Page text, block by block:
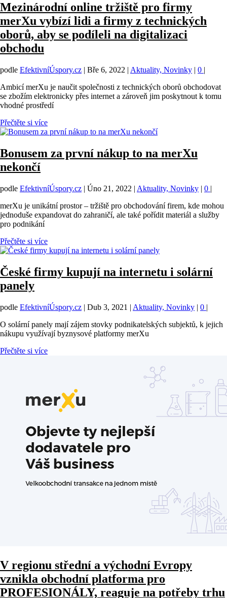
Mezinárodní online tržiště pro firmy
merXu vybízí lidi a firmy z technických
oborů, aby se podíleli na digitalizaci
obchodu
podle EfektivníÚspory.cz | Bře 6, 2022 | Aktuality, Novinky | 0 |
Ambicí merXu je naučit společnosti z technických oborů obchodovat
se zbožím elektronicky přes internet a zároveň jim poskytnout k tomu
vhodné prostředí
Přečtěte si více
Bonusem za první nákup to na merXu
nekončí
podle EfektivníÚspory.cz | Úno 21, 2022 | Aktuality, Novinky | 0 |
merXu je unikátní prostor – tržiště pro obchodování firem, kde mohou
jednoduše expandovat do zahraničí, ale také pořídit materiál a služby
pro podnikání
Přečtěte si více
České firmy kupují na internetu i solární
panely
podle EfektivníÚspory.cz | Dub 3, 2021 | Aktuality, Novinky | 0 |
O solární panely mají zájem stovky podnikatelských subjektů, k jejich
nákupu využívají byznysové platformy merXu
Přečtěte si více
V regionu střední a východní Evropy
vznikla obchodní platforma pro
PROFESIONÁLY, reaguje na potřeby trhu